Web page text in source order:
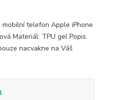
telefon Apple iPhone
Materiál: TPU gel Popis:
nacvakne na Váš